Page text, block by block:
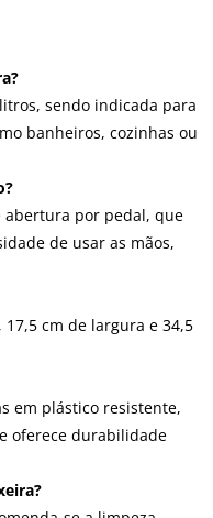
sendo indicada para
banheiros, cozinhas ou
abertura por pedal, que
de usar as mãos,
cm de largura e 34,5
em plástico resistente,
oferece durabilidade